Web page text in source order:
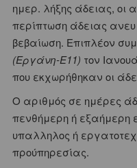
ημερ. λήξης άδειας, οι
περίπτωση άδειας ανευ
βεβαίωση. Επιπλέον
(Εργάνη-Ε11) τον
που εκχωρήθηκαν οι
Ο αριθμός σε ημέρες
πενθήμερη ή εξαήμερη
υπαλληλος ή
προύπηρεσίας.